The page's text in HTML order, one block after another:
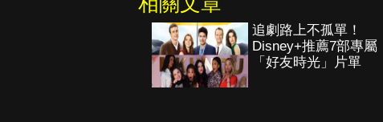
追劇路上不孤單！
Disney+推薦7部專屬
「好友時光」片單